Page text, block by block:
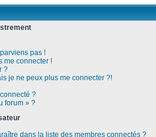
pas !
me connecter !
?
je ne peux plus me connecter ?!
?
forum » ?
dans la liste des membres connectés ?